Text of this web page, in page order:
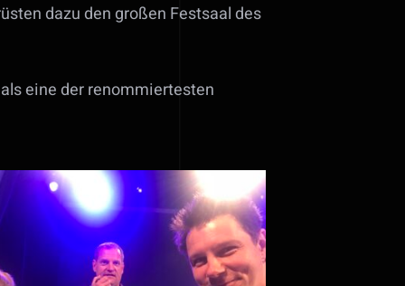
dazu den großen Festsaal des
eine der renommiertesten